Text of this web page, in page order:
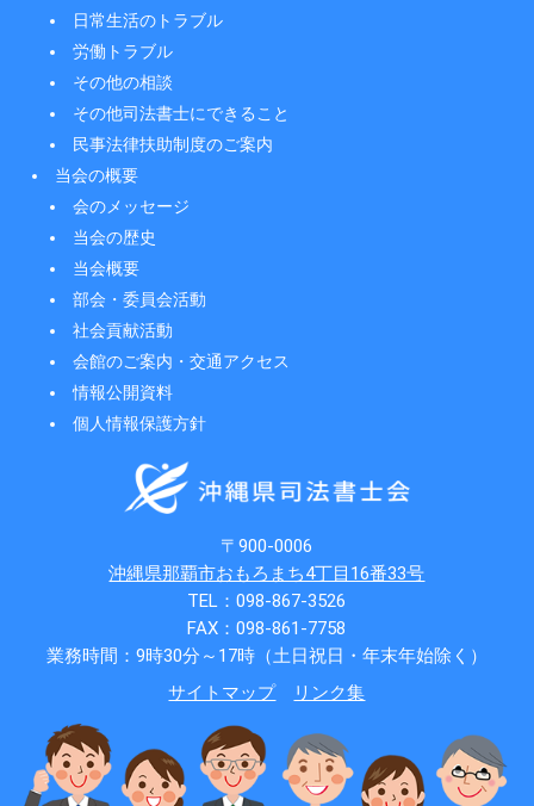
日常生活のトラブル
労働トラブル
その他の相談
その他司法書士にできること
民事法律扶助制度のご案内
当会の概要
会のメッセージ
当会の歴史
当会概要
部会・委員会活動
社会貢献活動
会館のご案内・交通アクセス
情報公開資料
個人情報保護方針
〒900-0006
沖縄県那覇市おもろまち4丁目16番33号
TEL：098-867-3526
FAX：098-861-7758
業務時間：9時30分～17時（土日祝日・年末年始除く）
サイトマップ
リンク集